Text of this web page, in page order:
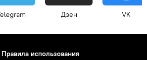
Дзен VK
Правила использования